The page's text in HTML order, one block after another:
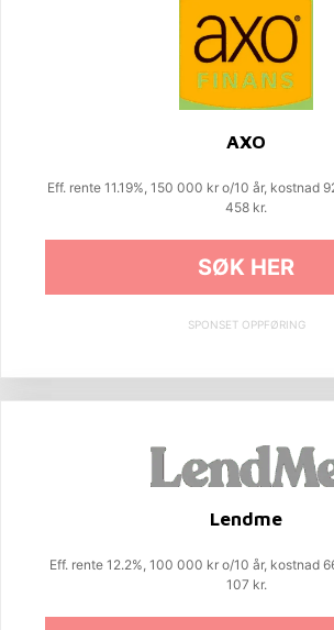
AXO
Eff. rente 11.19%, 150 000 kr o/10 år, kostnad
458 kr.
SØK HER
SPONSET OPPFØRING
Lendme
Eff. rente 12.2%, 100 000 kr o/10 år, kostnad
107 kr.